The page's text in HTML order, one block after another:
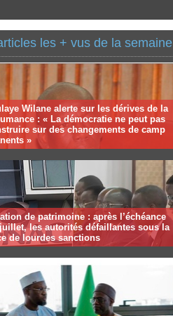
les + vus de la semaine
Wilane alerte sur les dérives de la
: « La démocratie ne peut pas
sur des changements de camp
»
de patrimoine : après l’échéance
les autorités défaillantes sous la
de lourdes sanctions